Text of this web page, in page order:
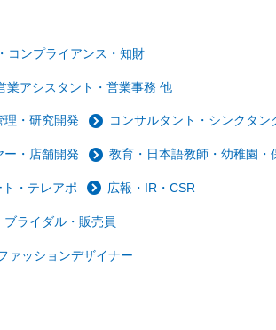
コンプライアンス・知財
業アシスタント・営業事務 他
理・研究開発 コンサルタント・シンクタン
ー・店舗開発 教育・日本語教師・幼稚園・
・テレアポ 広報・IR・CSR
ライダル・販売員
ァッションデザイナー